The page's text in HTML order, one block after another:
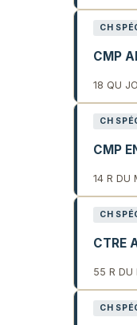
CH
CMP
18 QU
CH
CMP
14 R DU
CH
CTRE
55 R DU
CH